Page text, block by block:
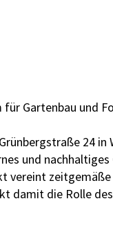
Gartenbau und
24 in
und nachhaltiges
vereint
damit die Rolle